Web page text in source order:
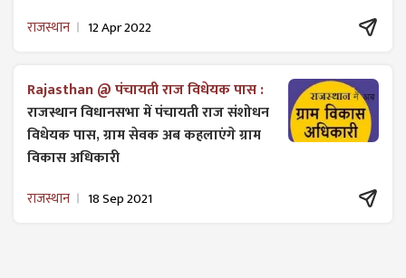
राजस्थान 12 Apr 2022
Rajasthan @ पंचायती राज विधेयक पास :
राजस्थान विधानसभा में पंचायती राज ​संशोधन
विधेयक पास, ग्राम सेवक अब कहलाएंगे ग्राम
विकास अधिकारी
राजस्थान 18 Sep 2021